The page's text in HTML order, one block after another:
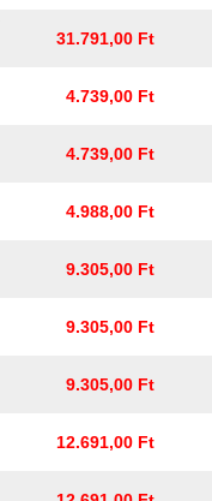
31.791,00 Ft
4.739,00 Ft
4.739,00 Ft
4.988,00 Ft
9.305,00 Ft
9.305,00 Ft
9.305,00 Ft
12.691,00 Ft